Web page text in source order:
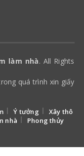
làm nhà. All Rights
quá trình xin giấy
Ý tưởng
Xây thô
nhà Phong thủy